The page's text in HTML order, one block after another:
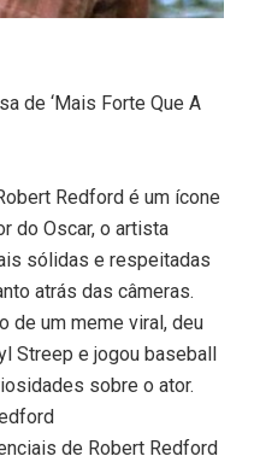
de ‘Mais Forte Que A
Redford é um ícone
do Oscar, o artista
sólidas e respeitadas
atrás das câmeras.
de um meme viral, deu
Streep e jogou baseball
sobre o ator.
de Robert Redford